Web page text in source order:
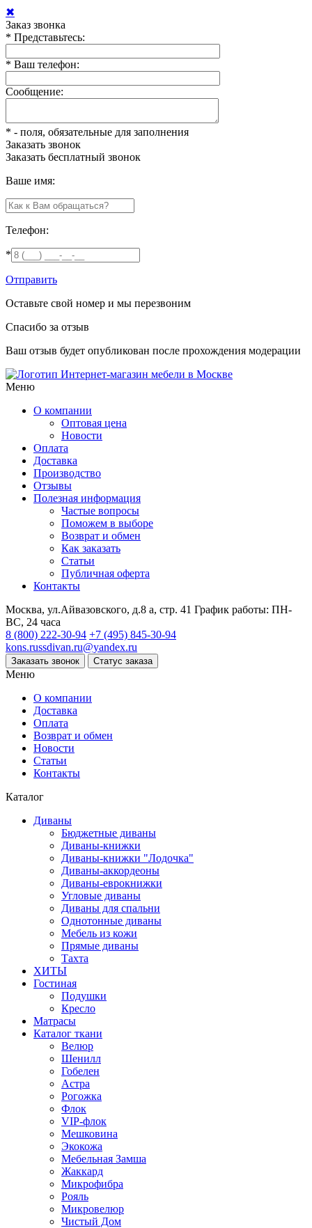
✖
Заказ звонка
* Представьтесь:
* Ваш телефон:
Сообщение:
* - поля, обязательные для заполнения
Заказать звонок
Заказать бесплатный звонок
Ваше имя:
Телефон:
*
Отправить
Оставьте свой номер и мы перезвоним
Спасибо за отзыв
Ваш отзыв будет опубликован после прохождения модерации
Интернет-магазин мебели в Москве
Меню
О компании
Оптовая цена
Новости
Оплата
Доставка
Производство
Отзывы
Полезная информация
Частые вопросы
Поможем в выборе
Возврат и обмен
Как заказать
Статьи
Публичная оферта
Контакты
Москва, ул.Айвазовского, д.8 а, стр. 41 График работы: ПН-
ВС, 24 часа
8 (800) 222-30-94 +7 (495) 845-30-94
kons.russdivan.ru@yandex.ru
Заказать звонок Статус заказа
Меню
О компании
Доставка
Оплата
Возврат и обмен
Новости
Статьи
Контакты
Каталог
Диваны
Бюджетные диваны
Диваны-книжки
Диваны-книжки "Лодочка"
Диваны-аккордеоны
Диваны-еврокнижки
Угловые диваны
Диваны для спальни
Однотонные диваны
Мебель из кожи
Прямые диваны
Тахта
ХИТЫ
Гостиная
Подушки
Кресло
Матрасы
Каталог ткани
Велюр
Шенилл
Гобелен
Астра
Рогожка
Флок
VIP-флок
Мешковина
Экокожа
Мебельная Замша
Жаккард
Микрофибра
Рояль
Микровелюр
Чистый Дом